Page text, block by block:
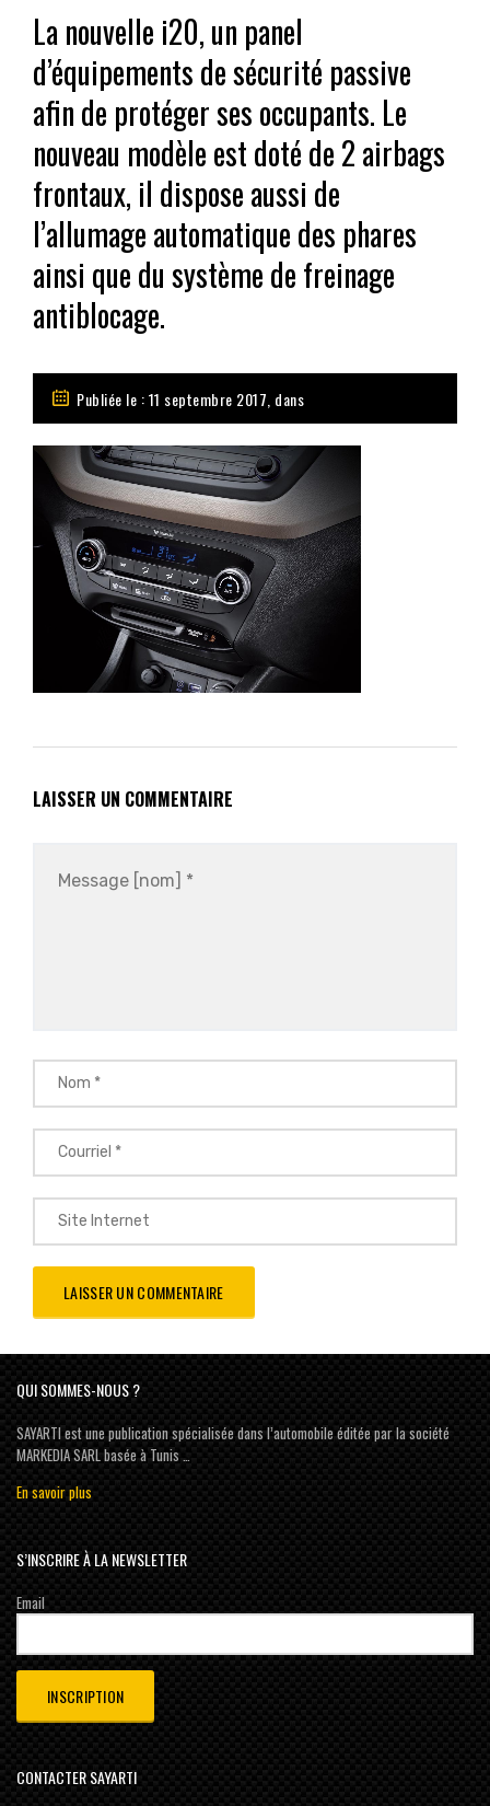
La nouvelle i20, un panel
d’équipements de sécurité passive
afin de protéger ses occupants. Le
nouveau modèle est doté de 2 airbags
frontaux, il dispose aussi de
l’allumage automatique des phares
ainsi que du système de freinage
antiblocage.
Publiée le : 11 septembre 2017, dans
LAISSER UN COMMENTAIRE
QUI SOMMES-NOUS ?
SAYARTI est une publication spécialisée dans l’automobile éditée par la société
MARKEDIA SARL basée à Tunis …
En savoir plus
S’INSCRIRE À LA NEWSLETTER
Email
CONTACTER SAYARTI